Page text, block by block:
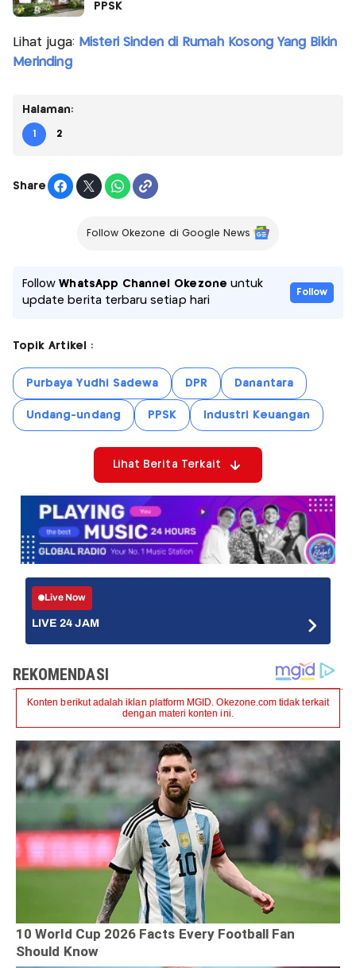
PPSK
Lihat juga: Misteri Sinden di Rumah Kosong Yang Bikin
Merinding
Halaman:
1 2
Share
Follow Okezone di Google News
FollowWhatsApp Channel Okezone untuk
update berita terbaru setiap hari
Follow
Topik Artikel :
Purbaya Yudhi Sadewa DPR Danantara
Undang-undang PPSK Industri Keuangan
Lihat Berita Terkait
Live Now
LIVE 24 JAM